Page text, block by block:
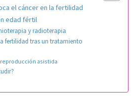
el cáncer en la fertilidad
edad fértil
y radioterapia
fertilidad tras un tratamiento
asistida